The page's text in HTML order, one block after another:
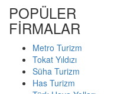
POPÜLER
FİRMALAR
Metro Turizm
Tokat Yıldızı
Süha Turizm
Has Turizm